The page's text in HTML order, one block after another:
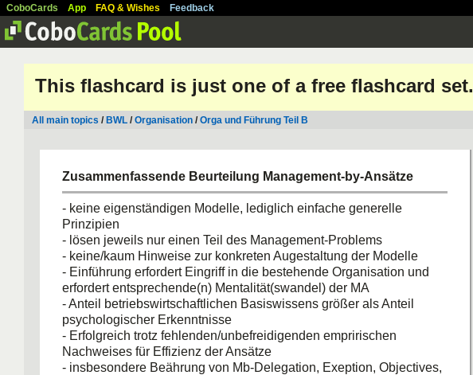
CoboCards App FAQ & Wishes Feedback
This flashcard is just one of a free flashcard set.
All main topics / BWL /Organisation /Orga und Führung Teil B
Zusammenfassende Beurteilung Management-by-Ansätze
- keine eigenständigen Modelle, lediglich einfache generelle
Prinzipien
- lösen jeweils nur einen Teil des Management-Problems
- keine/kaum Hinweise zur konkreten Augestaltung der Modelle
- Einführung erfordert Eingriff in die bestehende Organisation und
erfordert entsprechende(n) Mentalität(swandel) der MA
- Anteil betriebswirtschaftlichen Basiswissens größer als Anteil
psychologischer Erkenntnisse
- Erfolgreich trotz fehlenden/unbefreidigenden empririschen
Nachweises für Effizienz der Ansätze
- insbesondere Beährung von Mb-Delegation, Exeption, Objectives,